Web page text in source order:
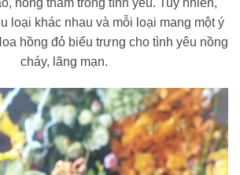
nồng thăm trong tình yêu. Tuy nhiên,
loại khác nhau và mỗi loại mang một ý
hồng đỏ biểu trưng cho tình yêu nồng
cháy, lãng mạn.